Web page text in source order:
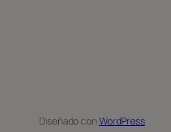
Diseñado conWordPress